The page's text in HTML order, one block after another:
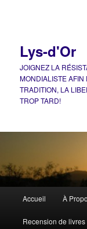
Lys-d'Or
JOIGNEZ LA
MONDIALISTE
TRADITION, LA
TROP TARD!
principal
Accueil À
Recension de livres